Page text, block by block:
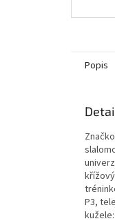
Popis
P3,